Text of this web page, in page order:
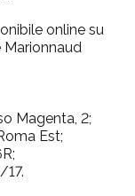
online su
Magenta, 2;
Est;
17.